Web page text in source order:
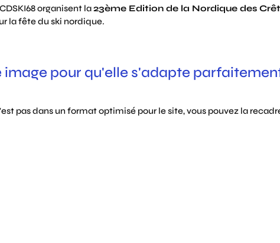
organisent la23ème Edition de la Nordique des
la fête du ski nordique.
image pour qu'elle s'adapte
pas dans un format optimisé pour le site, vous pouvez la